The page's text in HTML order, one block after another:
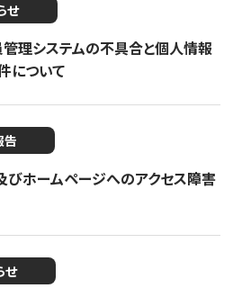
せ
管理システムの不具合と個人情報
について
告
びホームページへのアクセス障害
せ